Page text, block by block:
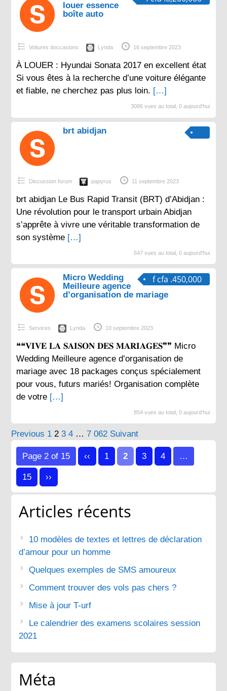
louer essence
boîte auto
Voitures doccasions Lynda 16 septembre 2023
À LOUER : Hyundai Sonata 2017 en excellent état
Si vous êtes à la recherche d’une voiture élégante
et fiable, ne cherchez pas plus loin. […]
3086 vues au total, 0 aujourd'hui
brt abidjan
Discussion forum papyrus 11 septembre 2023
brt abidjan Le Bus Rapid Transit (BRT) d’Abidjan :
Une révolution pour le transport urbain Abidjan
s’apprête à vivre une véritable transformation de
son système […]
647 vues au total, 0 aujourd'hui
f cfa .450,000
Micro Wedding
Meilleure agence
d’organisation de mariage
Services Lynda 10 septembre 2023
❝❝𝐕𝐈𝐕𝐄 𝐋𝐀 𝐒𝐀𝐈𝐒𝐎𝐍 𝐃𝐄𝐒 𝐌𝐀𝐑𝐈𝐀𝐆𝐄𝐒❞❞ Micro
Wedding Meilleure agence d’organisation de
mariage avec 18 packages conçus spécialement
pour vous, futurs mariés! Organisation complète
de votre […]
854 vues au total, 0 aujourd'hui
Pagination
des
publications
Previous 1 2 3 4 … 7 062 Suivant
Page 2 of 15 ‹‹ 1 2 3 4 …
15 ››
Articles récents
10 modèles de textes et lettres de déclaration
d’amour pour un homme
Quelques exemples de SMS amoureux
Comment trouver des vols pas chers ?
Mise à jour T-urf
Le calendrier des examens scolaires session
2021
Méta